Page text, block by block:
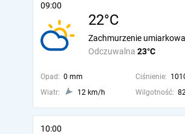
09:00
22°C
Odczuwalna 23°C
Zachmurzenie
Opad: 0 mm Ciśnienie:
Wiatr:
12 km/h Wilgotność:
10:00